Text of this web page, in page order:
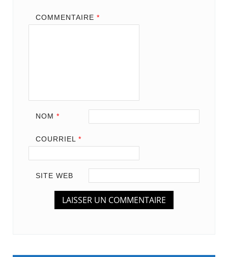
COMMENTAIRE *
NOM *
COURRIEL *
SITE WEB